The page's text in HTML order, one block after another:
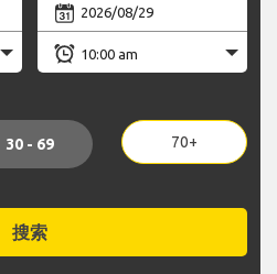
30 - 69 70+
搜索